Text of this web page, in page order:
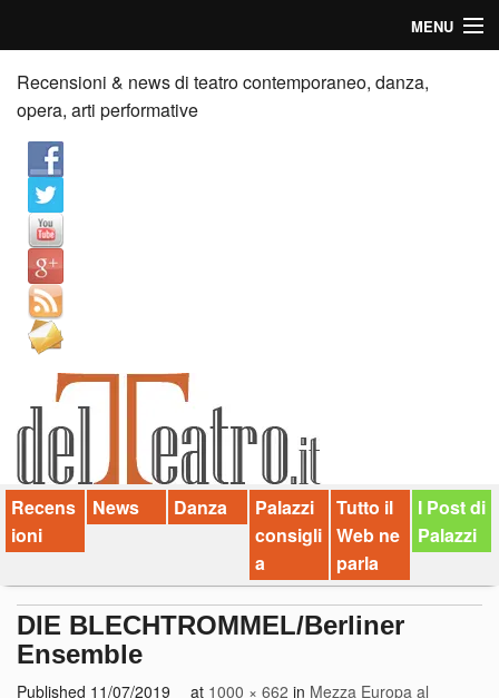
MENU
Home
Recensioni
Anticipazioni
News
Palazzi consiglia
Video
Chi siamo
Contatti
dT in English
Recensioni & news di teatro contemporaneo, danza,
opera, arti performative
Recens
ioni
News Danza
Palazzi
consigli
a
Tutto il
Web ne
parla
I Post di
Palazzi
DIE BLECHTROMMEL/Berliner
Ensemble
Published 11/07/2019 at 1000 × 662 in Mezza Europa al